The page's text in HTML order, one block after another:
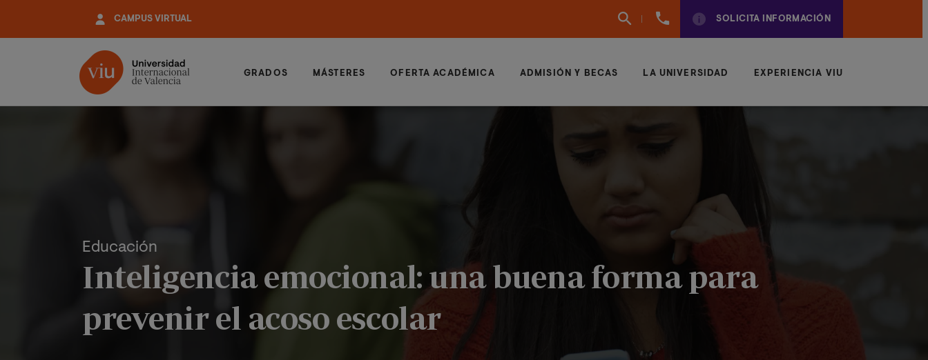
contenido
CAMPUS VIRTUAL
960
SOLICITA INFORMACIÓN
GRADOS MÁSTERES OFERTA ACADÉMICA ADMISIÓN Y BECAS LA UNIVERSIDAD EXPERIENCIA VIU
Educación
Inteligencia emocional: una buena forma para
prevenir el acoso escolar